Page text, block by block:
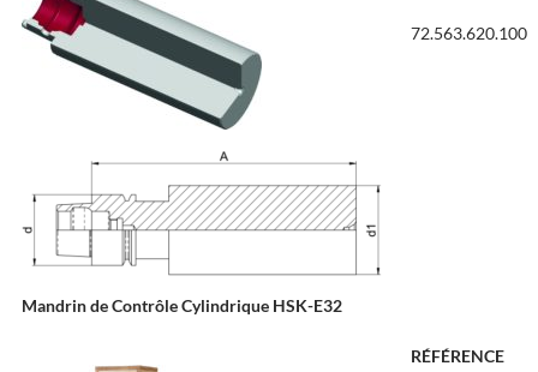
72.563.620.100
Mandrin de Contrôle Cylindrique HSK-E32
RÉFÉRENCE